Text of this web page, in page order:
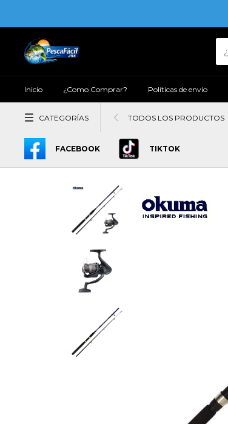
Inicio ¿Como Comprar? Políticas de envio
CATEGORÍAS TODOS LOS PRODUCTOS
FACEBOOK TIKTOK